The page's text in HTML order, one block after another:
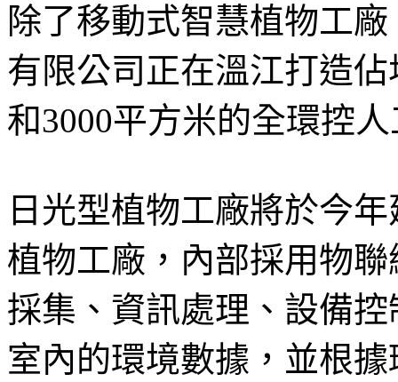
除了移動式智慧植物工
有限公司正在溫江打造
和3000平方米的全環控
日光型植物工廠將於今
植物工廠，內部採用物
採集、資訊處理、設備
室內的環境數據，並根